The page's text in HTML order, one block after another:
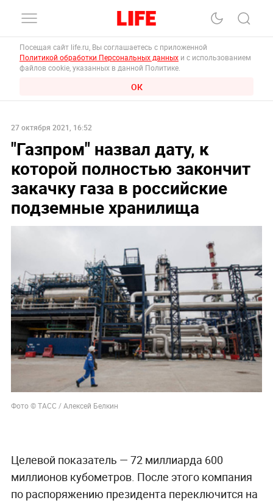
Посещая сайт life.ru, Вы соглашаетесь с приложенной
Политикой обработки Персональных данных и с использованием
файлов cookie, указанных в данной Политике.
ОК
27 октября 2021, 16:52
"Газпром" назвал дату, к
которой полностью закончит
закачку газа в российские
подземные хранилища
Фото © ТАСС / Алексей Белкин
Целевой показатель — 72 миллиарда 600
миллионов кубометров. После этого компания
по распоряжению президента переключится на